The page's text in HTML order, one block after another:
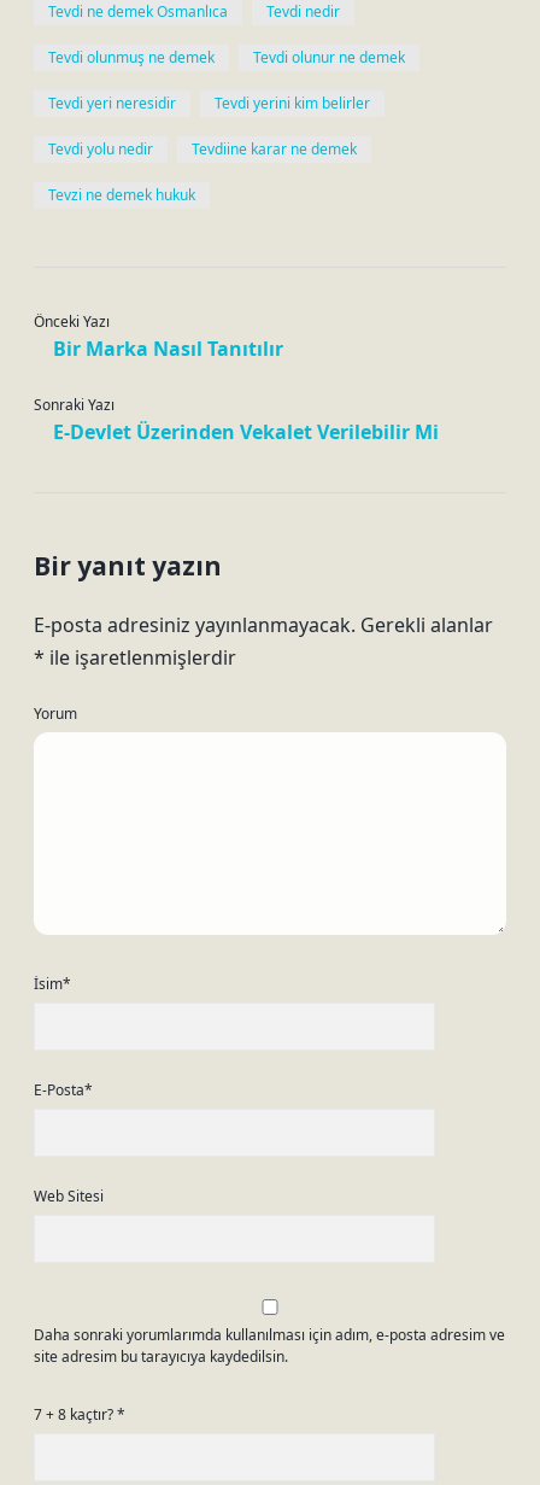
Tevdi ne demek Osmanlıca Tevdi nedir
Tevdi olunmuş ne demek Tevdi olunur ne demek
Tevdi yeri neresidir Tevdi yerini kim belirler
Tevdi yolu nedir Tevdiine karar ne demek
Tevzi ne demek hukuk
Önceki Yazı
Bir Marka Nasıl Tanıtılır
Sonraki Yazı
E-Devlet Üzerinden Vekalet Verilebilir Mi
Bir yanıt yazın
E-posta adresiniz yayınlanmayacak. Gerekli alanlar
* ile işaretlenmişlerdir
Yorum
İsim*
E-Posta*
Web Sitesi
Daha sonraki yorumlarımda kullanılması için adım, e-posta adresim ve
site adresim bu tarayıcıya kaydedilsin.
7 + 8 kaçtır?*